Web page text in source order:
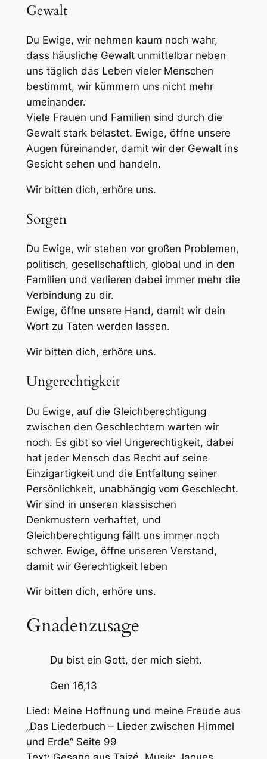
Gewalt
Du Ewige, wir nehmen kaum noch wahr,
dass häusliche Gewalt unmittelbar neben
uns täglich das Leben vieler Menschen
bestimmt, wir kümmern uns nicht mehr
umeinander.
Viele Frauen und Familien sind durch die
Gewalt stark belastet. Ewige, öffne unsere
Augen füreinander, damit wir der Gewalt ins
Gesicht sehen und handeln.
Wir bitten dich, erhöre uns.
Sorgen
Du Ewige, wir stehen vor großen Problemen,
politisch, gesellschaftlich, global und in den
Familien und verlieren dabei immer mehr die
Verbindung zu dir.
Ewige, öffne unsere Hand, damit wir dein
Wort zu Taten werden lassen.
Wir bitten dich, erhöre uns.
Ungerechtigkeit
Du Ewige, auf die Gleichberechtigung
zwischen den Geschlechtern warten wir
noch. Es gibt so viel Ungerechtigkeit, dabei
hat jeder Mensch das Recht auf seine
Einzigartigkeit und die Entfaltung seiner
Persönlichkeit, unabhängig vom Geschlecht.
Wir sind in unseren klassischen
Denkmustern verhaftet, und
Gleichberechtigung fällt uns immer noch
schwer. Ewige, öffne unseren Verstand,
damit wir Gerechtigkeit leben
Wir bitten dich, erhöre uns.
Gnadenzusage
Du bist ein Gott, der mich sieht.
Gen 16,13
Lied: Meine Hoffnung und meine Freude aus
„Das Liederbuch – Lieder zwischen Himmel
und Erde“ Seite 99